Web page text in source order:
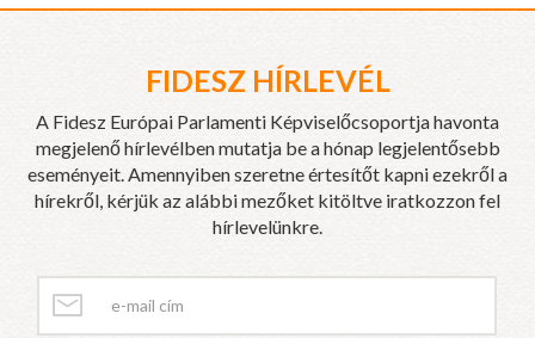
FIDESZ HÍRLEVÉL
A Fidesz Európai Parlamenti Képviselőcsoportja havonta
megjelenő hírlevélben mutatja be a hónap legjelentősebb
eseményeit. Amennyiben szeretne értesítőt kapni ezekről a
hírekről, kérjük az alábbi mezőket kitöltve iratkozzon fel
hírlevelünkre.